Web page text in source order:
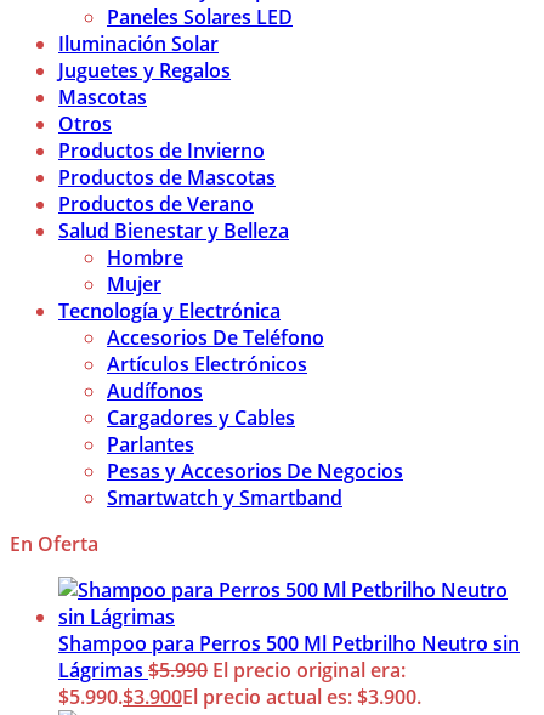
Paneles Solares LED
Iluminación Solar
Juguetes y Regalos
Mascotas
Otros
Productos de Invierno
Productos de Mascotas
Productos de Verano
Salud Bienestar y Belleza
Hombre
Mujer
Tecnología y Electrónica
Accesorios De Teléfono
Artículos Electrónicos
Audífonos
Cargadores y Cables
Parlantes
Pesas y Accesorios De Negocios
Smartwatch y Smartband
En Oferta
Shampoo para Perros 500 Ml Petbrilho Neutro sin
Lágrimas $5.990 El precio original era:
$5.990.$3.900El precio actual es: $3.900.